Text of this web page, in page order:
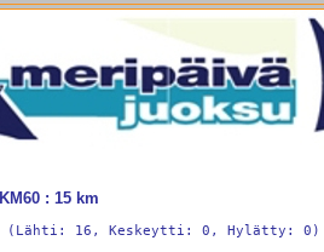
KM60 : 15 km
(Lähti: 16, Keskeytti: 0, Hylätty: 0)